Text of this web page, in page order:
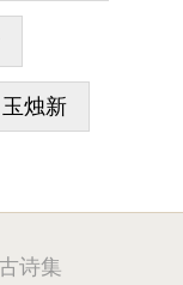
玉烛新
诗集